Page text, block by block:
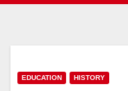
EDUCATION HISTORY